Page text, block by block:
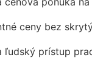
ceny bez
ľudský prístup